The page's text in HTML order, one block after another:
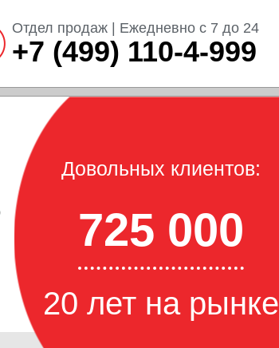
Отдел продаж | Ежедневно с 7 до 24
+7 (499) 110-4-999
Довольных клиентов:
725 000
20 лет на рынке